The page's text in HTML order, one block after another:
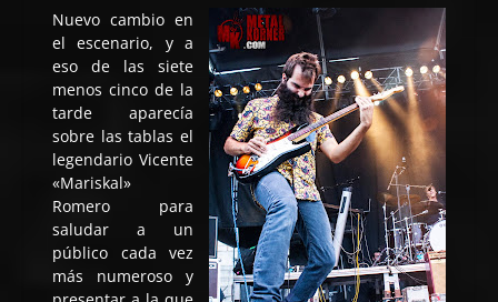
Nuevo cambio en
el escenario, y a
eso de las siete
menos cinco de la
tarde aparecía
sobre las tablas el
legendario Vicente
«Mariskal»
Romero para
saludar a un
público cada vez
más numeroso y